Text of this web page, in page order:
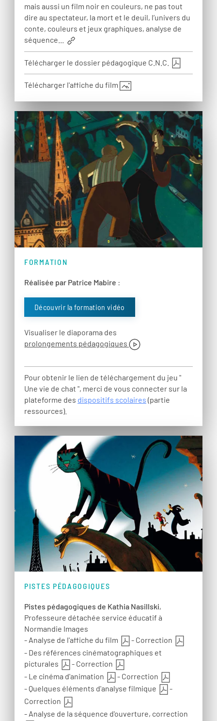
mais aussi un film noir en couleurs, ne pas tout
dire au spectateur, la mort et le deuil, l’univers du
conte, couleurs et jeux graphiques, analyse de
séquence...
Télécharger le dossier pédagogique C.N.C.
Télécharger l'affiche du film
FORMATION
Réalisée par Patrice Mabire :
Découvrir la formation vidéo
Visualiser le diaporama des
prolongements pédagogiques
Pour obtenir le lien de téléchargement du jeu "
Une vie de chat ", merci de vous connecter sur la
plateforme des dispositifs scolaires (partie
ressources).
PISTES PÉDAGOGIQUES
Pistes pédagogiques de Kathia Nasillski,
Professeure détachée service éducatif à
Normandie Images
- Analyse de l'affiche du film
- Correction
- Des références cinématographiques et
picturales
- Correction
- Le cinéma d'animation
- Correction
- Quelques éléments d'analyse filmique
-
Correction
- Analyse de la séquence d'ouverture, correction